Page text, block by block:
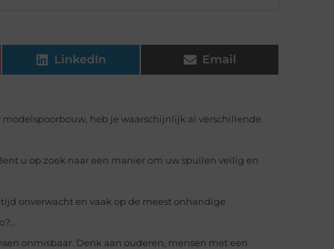
LinkedIn Email
heb je waarschijnlijk al verschillende
u op zoek naar een manier om uw spullen veilig en
onverwacht en vaak op de meest onhandige
onmisbaar. Denk aan ouderen, mensen met een